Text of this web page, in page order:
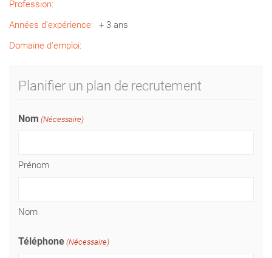
Profession:
Années d’expérience:
+ 3 ans
Domaine d’emploi:
Planifier un plan de recrutement
Nom (Nécessaire)
Prénom
Nom
Téléphone (Nécessaire)